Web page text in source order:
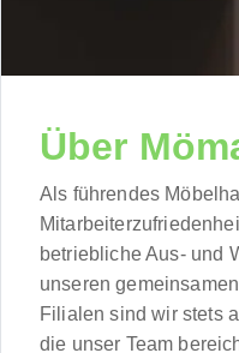
Über
Als führendes
betriebliche Aus- und
unseren
Filialen sind wir stets
die unser Team